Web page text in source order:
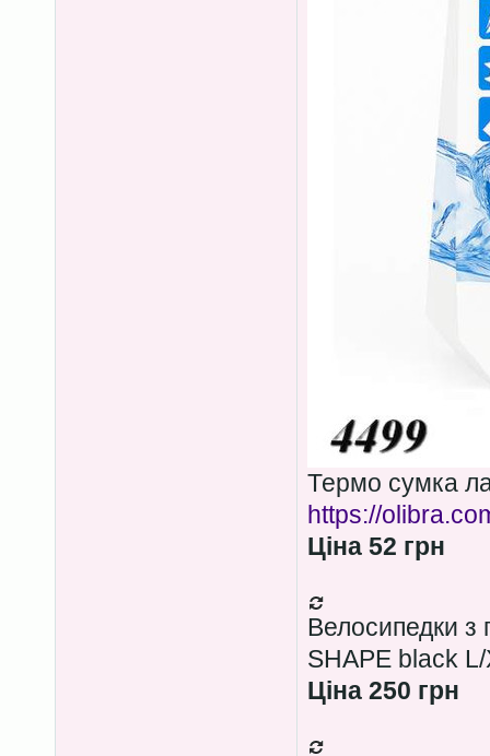
Термо сумка
https://
Ціна 52 грн
Велосипедки
SHAPE black
Ціна 250 грн